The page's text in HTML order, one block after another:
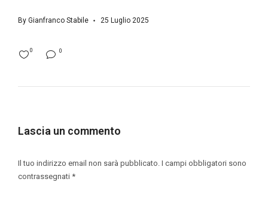
By Gianfranco Stabile 25 Luglio 2025
0
0
Lascia un commento
Il tuo indirizzo email non sarà pubblicato. I campi obbligatori sono
contrassegnati *